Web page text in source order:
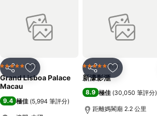
分享 放到收藏夾
5 星級 酒店
Grand Lisboa Palace
Macau
9.4 極佳 (5,994 筆評分)
分享 放到收藏夾
5 星級 酒店
新濠影滙
8.9 極佳 (30,050 筆評分)
距離媽閣廟 2.2 公里